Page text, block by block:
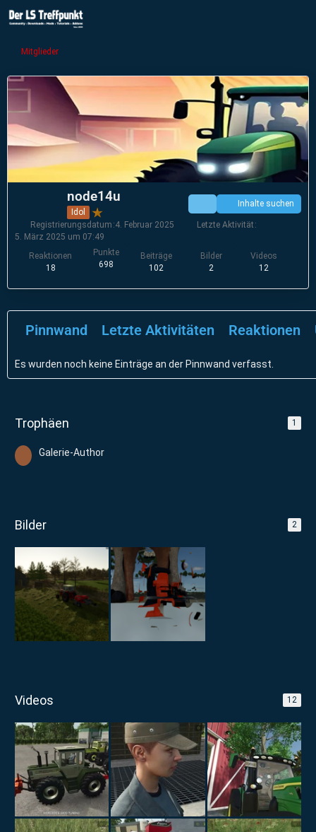
Mitglieder
node14u
Idol
Reaktionen
18
Punkte
698
Beiträge
102
Bilder
2
Videos
12
Inhalte suchen
Registrierungsdatum 4. Februar 2025
Letzte Aktivität
5. März 2025 um 07:49
Pinnwand Letzte Aktivitäten Reaktionen
Es wurden noch keine Einträge an der Pinnwand verfasst.
Trophäen 1
Galerie-Author
Bilder 2
Videos 12